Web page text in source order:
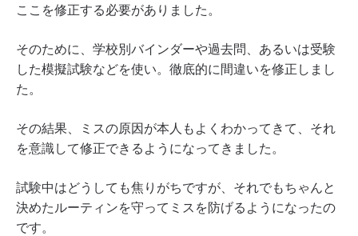
ここを修正する必要がありました。
そのために、学校別バインダーや過去問、あるいは受験
した模擬試験などを使い。徹底的に間違いを修正しまし
た。
その結果、ミスの原因が本人もよくわかってきて、それ
を意識して修正できるようになってきました。
試験中はどうしても焦りがちですが、それでもちゃんと
決めたルーティンを守ってミスを防げるようになったの
です。